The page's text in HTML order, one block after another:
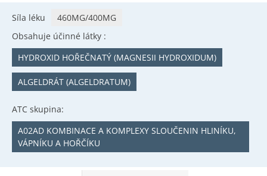
Síla léku
460MG/400MG
Obsahuje účinné látky :
HYDROXID HOŘEČNATÝ (MAGNESII HYDROXIDUM)
ALGELDRÁT (ALGELDRATUM)
ATC skupina:
A02AD KOMBINACE A KOMPLEXY SLOUČENIN HLINÍKU,
VÁPNÍKU A HOŘČÍKU